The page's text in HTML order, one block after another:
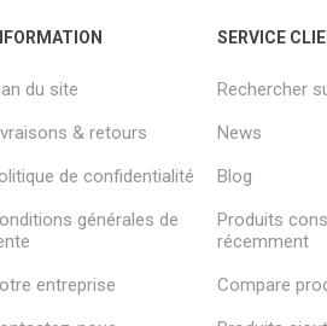
du site
& retours
de confidentialité
générales de
entreprise
SERVICE
Rechercher
News
Blog
Produits
récemment
Compare